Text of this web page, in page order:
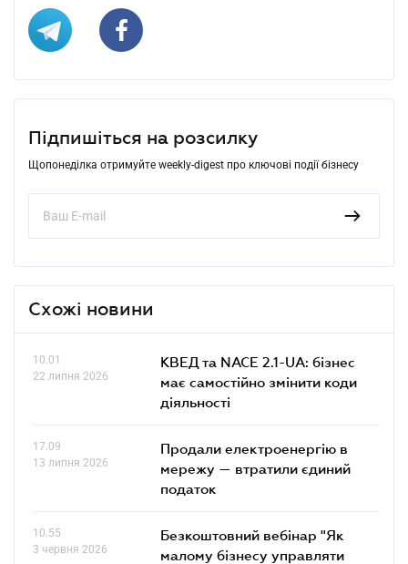
Підпишіться на розсилку
Щопонеділка отримуйте weekly-digest про ключові події бізнесу
Схожі новини
10.01
22 липня 2026
КВЕД та NACE 2.1-UA: бізнес
має самостійно змінити коди
діяльності
17.09
13 липня 2026
Продали електроенергію в
мережу — втратили єдиний
податок
10.55
3 червня 2026
Безкоштовний вебінар "Як
малому бізнесу управляти